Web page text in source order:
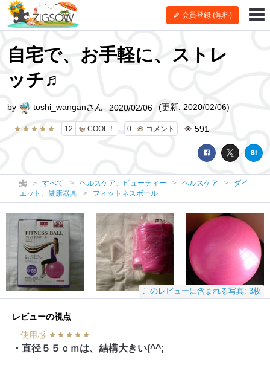
会員登録 (無料)
自宅で、お手軽に、ストレ
ッチ♬
12 COOL！ 0 コメント 591
by toshi_wanganさん 2020/02/06 (更新: 2020/02/06)
すべて ヘルスケア、ビューティー ヘルスケア
ダイ
エット、健康器具
フィットネスボール
このレビューに含まれる写真: 3枚
レビューの視点
使用感
・直径５５ｃｍは、結構大きい(^^;